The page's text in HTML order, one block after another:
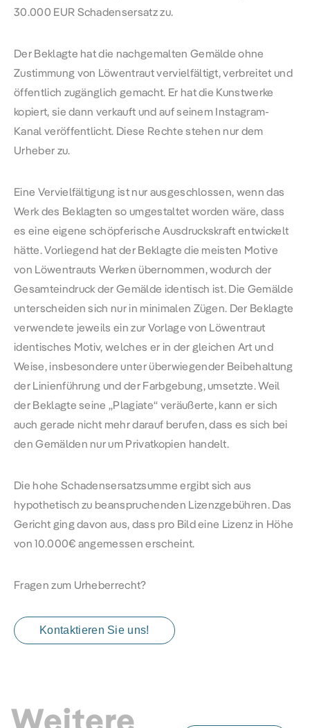
30.000 EUR Schadensersatz zu.
Der Beklagte hat die nachgemalten Gemälde ohne
Zustimmung von Löwentraut vervielfältigt, verbreitet und
öffentlich zugänglich gemacht. Er hat die Kunstwerke
kopiert, sie dann verkauft und auf seinem Instagram-
Kanal veröffentlicht. Diese Rechte stehen nur dem
Urheber zu.
Eine Vervielfältigung ist nur ausgeschlossen, wenn das
Werk des Beklagten so umgestaltet worden wäre, dass
es eine eigene schöpferische Ausdruckskraft entwickelt
hätte. Vorliegend hat der Beklagte die meisten Motive
von Löwentrauts Werken übernommen, wodurch der
Gesamteindruck der Gemälde identisch ist. Die Gemälde
unterscheiden sich nur in minimalen Zügen. Der Beklagte
verwendete jeweils ein zur Vorlage von Löwentraut
identisches Motiv, welches er in der gleichen Art und
Weise, insbesondere unter überwiegender Beibehaltung
der Linienführung und der Farbgebung, umsetzte. Weil
der Beklagte seine „Plagiate“ veräußerte, kann er sich
auch gerade nicht mehr darauf berufen, dass es sich bei
den Gemälden nur um Privatkopien handelt.
Die hohe Schadensersatzsumme ergibt sich aus
hypothetisch zu beanspruchenden Lizenzgebühren. Das
Gericht ging davon aus, dass pro Bild eine Lizenz in Höhe
von 10.000€ angemessen erscheint.
Fragen zum Urheberrecht?
Kontaktieren Sie uns!
Weitere